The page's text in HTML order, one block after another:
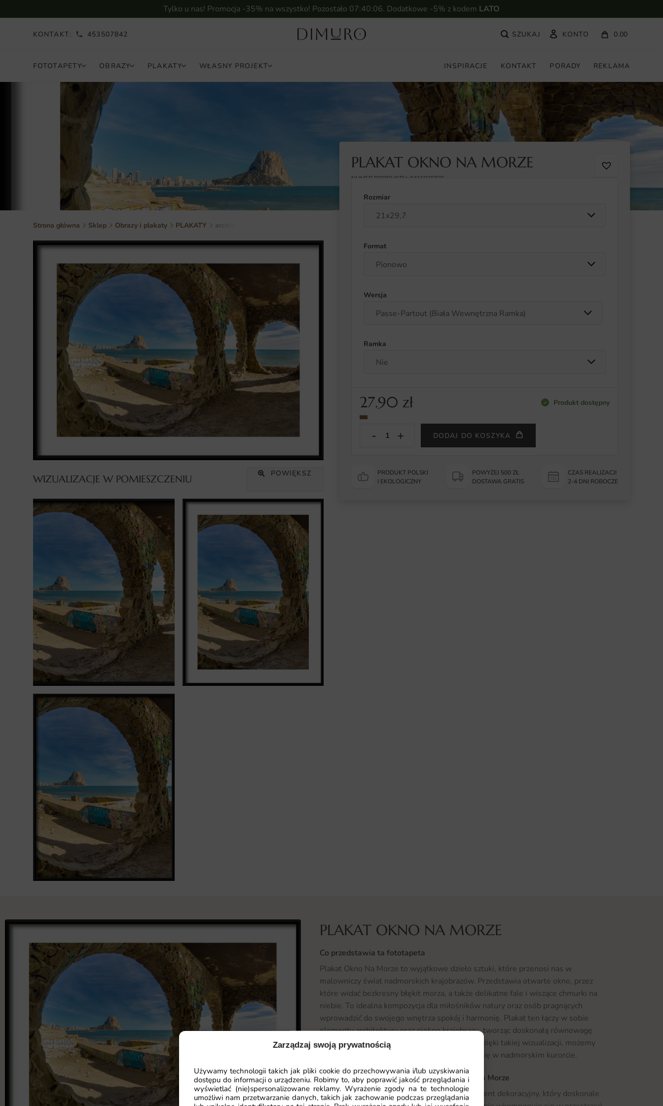
Zarządzaj swoją prywatnością
Używamy technologii takich jak pliki cookie do przechowywania i/lub uzyskiwania
dostępu do informacji o urządzeniu. Robimy to, aby poprawić jakość przeglądania i
wyświetlać (nie)spersonalizowane reklamy. Wyrażenie zgody na te technologie
umożliwi nam przetwarzanie danych, takich jak zachowanie podczas przeglądania
Tylko u nas! Promocja -35% na wszystko! Pozostało 07:40:05. Dodatkowe -5% z kodem LATO
KONTAKT: 453507842 KONTO 0.00
FOTOTAPETY OBRAZY PLAKATY WŁASNY PROJEKT INSPIRACJE KONTAKT PORADY REKLAMA
Strona główna Sklep Obrazy i plakaty PLAKATY architektura
WIZUALIZACJE W POMIESZCZENIU POWIĘKSZ
PLAKAT OKNO NA MORZE
NUMER PRODUKTU: 9416036825
Rozmiar
Format
Wersja
Ramka
27.90 zł Produkt dostępny
DODAJ DO KOSZYKA
PRODUKT POLSKI
I EKOLOGICZNY
POWYŻEJ 500 ZŁ
DOSTAWA GRATIS
CZAS REALIZACJI
2-4 DNI ROBOCZE
PLAKAT OKNO NA MORZE
Co przedstawia ta fototapeta
Plakat Okno Na Morze to wyjątkowe dzieło sztuki, które przenosi nas w
malowniczy świat nadmorskich krajobrazów. Przedstawia otwarte okno, przez
które widać bezkresny błękit morza, a także delikatne fale i wiszące chmurki na
niebie. To idealna kompozycja dla miłośników natury oraz osób pragnących
wprowadzić do swojego wnętrza spokój i harmonię. Plakat ten łączy w sobie
elementy architektury oraz piękno krajobrazu, tworząc doskonałą równowagę
między wnętrzem a otaczającą nas przyrodą. Dzięki takiej wizualizacji, możemy
poczuć się, jakbyśmy rzeczywiście znajdowali się w nadmorskim kurorcie.
Gdzie sprawdzi się fototapeta Plakat Okno Na Morze
Plakat Okno Na Morze to wszechstronny element dekoracyjny, który doskonale